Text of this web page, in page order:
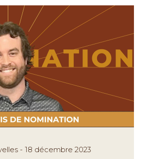
- 18 décembre 2023